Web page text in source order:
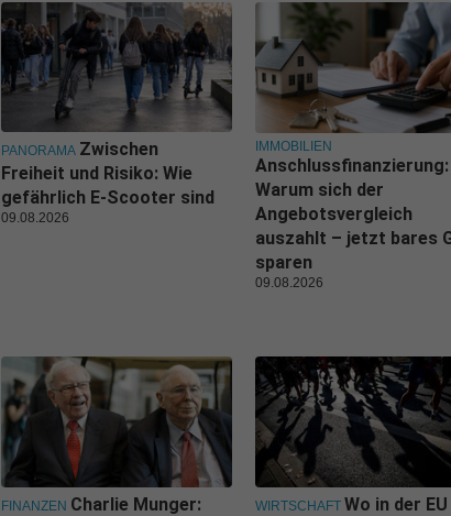
PANORAMA Zwischen
Freiheit und Risiko: Wie
gefährlich E-Scooter sind
09.08.2026
IMMOBILIEN
Anschlussfinanzierung:
Warum sich der
Angebotsvergleich
auszahlt – jetzt bares
sparen
09.08.2026
FINANZEN Charlie Munger:
WIRTSCHAFT Wo in der